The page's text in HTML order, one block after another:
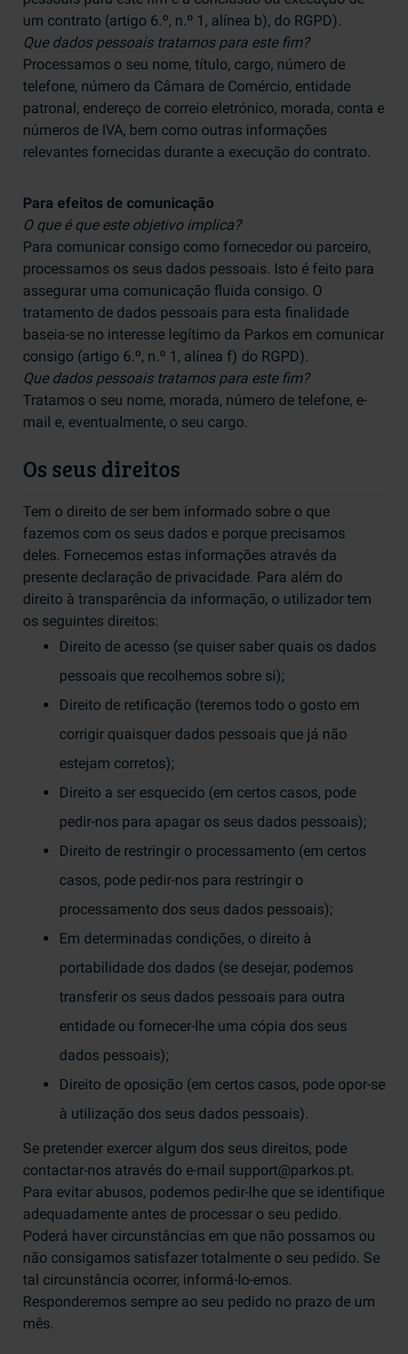
um contrato (artigo 6.º, n.º 1, alínea b), do RGPD).
Que dados pessoais tratamos para este fim?
Processamos o seu nome, título, cargo, número de
telefone, número da Câmara de Comércio, entidade
patronal, endereço de correio eletrónico, morada, conta e
números de IVA, bem como outras informações
relevantes fornecidas durante a execução do contrato.
Para efeitos de comunicação
O que é que este objetivo implica?
Para comunicar consigo como fornecedor ou parceiro,
processamos os seus dados pessoais. Isto é feito para
assegurar uma comunicação fluida consigo. O
tratamento de dados pessoais para esta finalidade
baseia-se no interesse legítimo da Parkos em comunicar
consigo (artigo 6.º, n.º 1, alínea f) do RGPD).
Que dados pessoais tratamos para este fim?
Tratamos o seu nome, morada, número de telefone, e-
mail e, eventualmente, o seu cargo.
Os seus direitos
Tem o direito de ser bem informado sobre o que
fazemos com os seus dados e porque precisamos
deles. Fornecemos estas informações através da
presente declaração de privacidade. Para além do
direito à transparência da informação, o utilizador tem
os seguintes direitos:
Direito de acesso (se quiser saber quais os dados
pessoais que recolhemos sobre si);
Direito de retificação (teremos todo o gosto em
corrigir quaisquer dados pessoais que já não
estejam corretos);
Direito a ser esquecido (em certos casos, pode
pedir-nos para apagar os seus dados pessoais);
Direito de restringir o processamento (em certos
casos, pode pedir-nos para restringir o
processamento dos seus dados pessoais);
Em determinadas condições, o direito à
portabilidade dos dados (se desejar, podemos
transferir os seus dados pessoais para outra
entidade ou fornecer-lhe uma cópia dos seus
dados pessoais);
Direito de oposição (em certos casos, pode opor-se
à utilização dos seus dados pessoais).
Se pretender exercer algum dos seus direitos, pode
contactar-nos através do e-mail support@parkos.pt.
Para evitar abusos, podemos pedir-lhe que se identifique
adequadamente antes de processar o seu pedido.
Poderá haver circunstâncias em que não possamos ou
não consigamos satisfazer totalmente o seu pedido. Se
tal circunstância ocorrer, informá-lo-emos.
Responderemos sempre ao seu pedido no prazo de um
mês.